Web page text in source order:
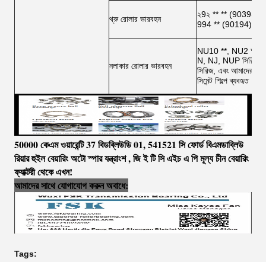
থ্রু রোলার ভারবহন
২9২ ** ** (9039২),
994 ** (90194) এবং
নলাকার রোলার ভারবহন
NU10 **, NU2 **,
N, NJ, NUP সিরিজ
সিরিজ, এবং আমাদের
সিমেন্ট শিল্পে ব্যবহৃত।
50000 কেএম ওয়ারেন্টি 37 বিডব্লিউডি 01, 541521 সি ফোর্ড বিএমডাব্লিউ
রিয়ার হুইল বেয়ারিং অটো স্পার যন্ত্রাংশ,জিইটিসিএইচএপি মূল্য চীন বেয়ারিং
ফ্যাক্টরী থেকে এখন!
আমাদের সাথে যোগাযোগ করুন অবাধে:
Tags: